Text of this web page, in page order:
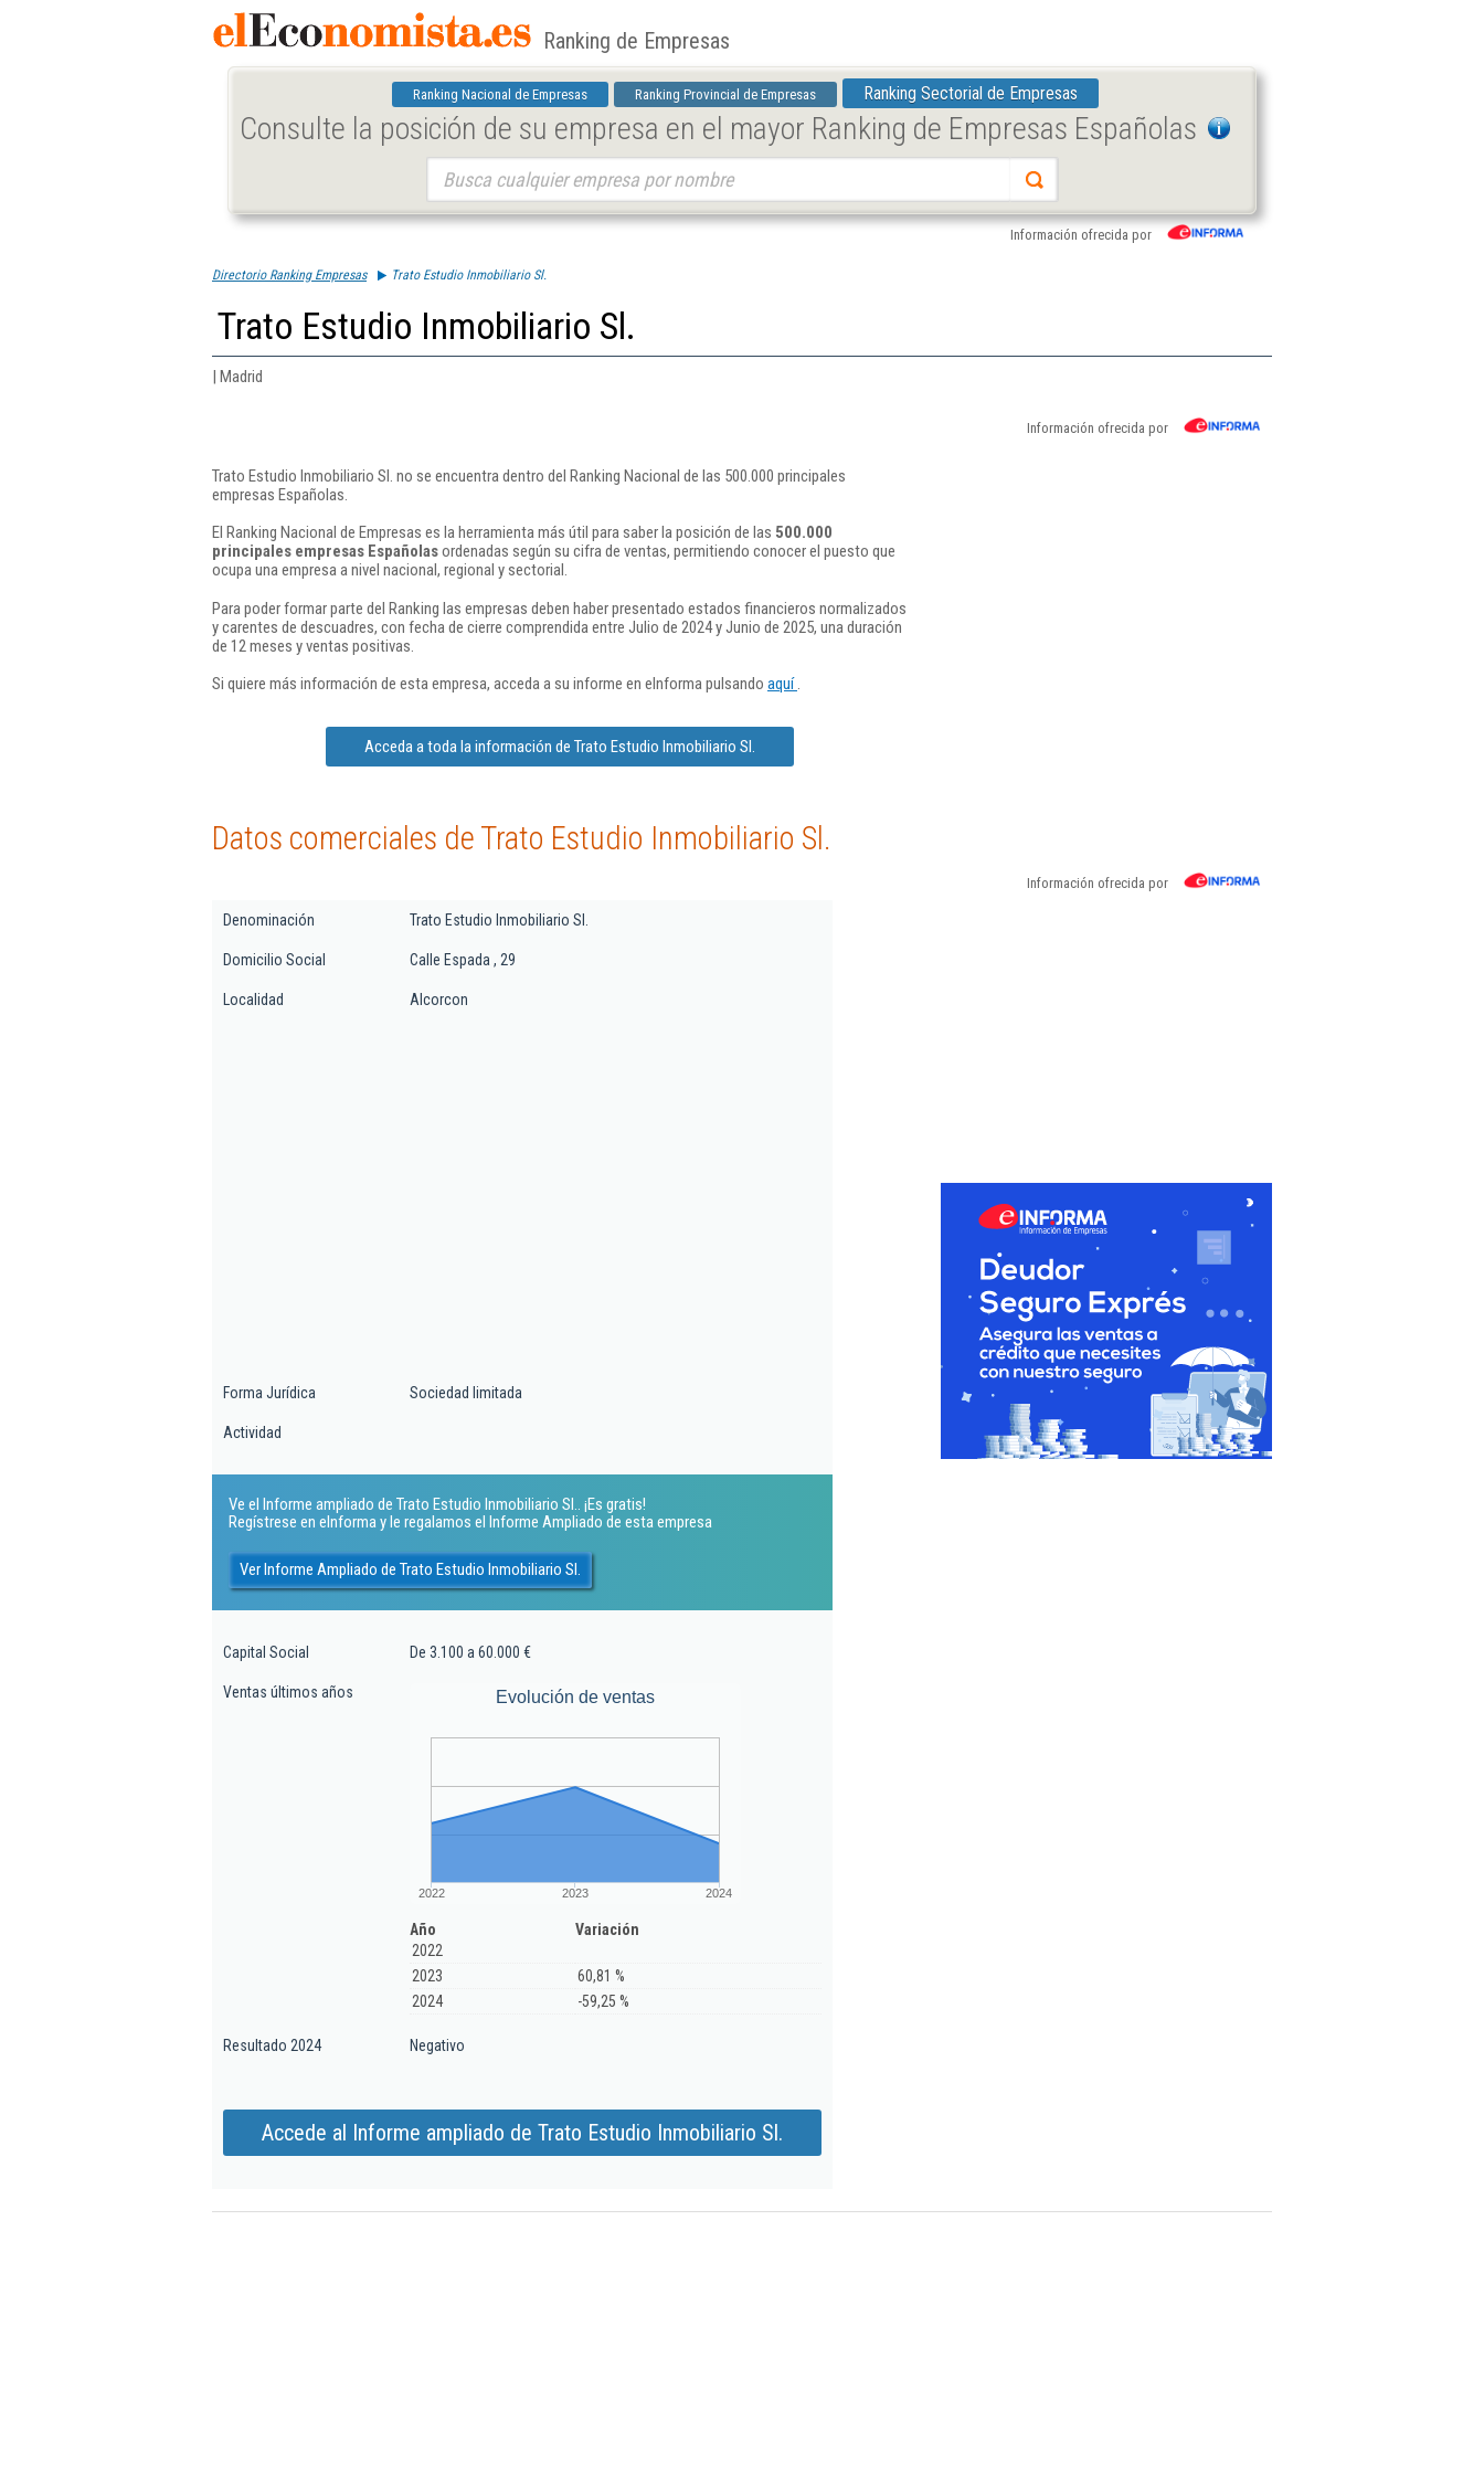
Ranking de Empresas
Ranking Nacional de Empresas Ranking Provincial de Empresas Ranking Sectorial de Empresas
Consulte la posición de su empresa en el mayor Ranking de Empresas Españolas
Información ofrecida por
Directorio Ranking Empresas Trato Estudio Inmobiliario Sl.
Trato Estudio Inmobiliario Sl.
| Madrid
Información ofrecida por
Trato Estudio Inmobiliario Sl. no se encuentra dentro del Ranking Nacional de las 500.000 principales
empresas Españolas.
El Ranking Nacional de Empresas es la herramienta más útil para saber la posición de las 500.000
principales empresas Españolasordenadas según su cifra de ventas, permitiendo conocer el puesto que
ocupa una empresa a nivel nacional, regional y sectorial.
Para poder formar parte del Ranking las empresas deben haber presentado estados financieros normalizados
y carentes de descuadres, con fecha de cierre comprendida entre Julio de 2024 y Junio de 2025, una duración
de 12 meses y ventas positivas.
Si quiere más información de esta empresa, acceda a su informe en eInforma pulsando aquí.
Acceda a toda la información de Trato Estudio Inmobiliario Sl.
Datos comerciales de Trato Estudio Inmobiliario Sl.
Información ofrecida por
Denominación Trato Estudio Inmobiliario Sl.
Domicilio Social Calle Espada , 29
Localidad Alcorcon
Forma Jurídica Sociedad limitada
Actividad
Ve el Informe ampliado de Trato Estudio Inmobiliario Sl.. ¡Es gratis!
Regístrese en eInforma y le regalamos el Informe Ampliado de esta empresa
Ver Informe Ampliado de Trato Estudio Inmobiliario Sl.
Capital Social De 3.100 a 60.000 €
Ventas últimos años Evolución de ventas
2022 2023 2024
Año
Variación
2022
2023
60,81 %
2024
-59,25 %
Resultado 2024 Negativo
Accede al Informe ampliado de Trato Estudio Inmobiliario Sl.